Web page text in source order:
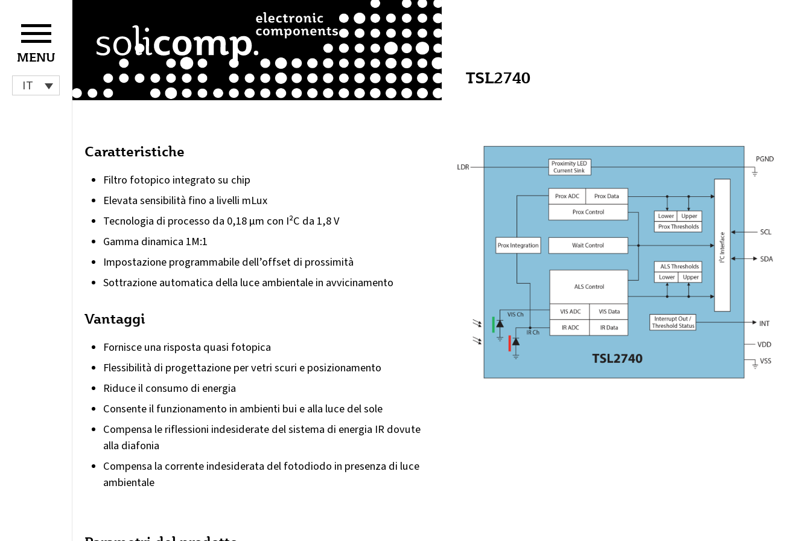
MENU
IT
contenuto
TSL2740
Caratteristiche
Filtro fotopico integrato su chip
Elevata sensibilità fino a livelli mLux
Tecnologia di processo da 0,18 µm con I²C da 1,8 V
Gamma dinamica 1M:1
Impostazione programmabile dell’offset di prossimità
Sottrazione automatica della luce ambientale in avvicinamento
Vantaggi
Fornisce una risposta quasi fotopica
Flessibilità di progettazione per vetri scuri e posizionamento
Riduce il consumo di energia
Consente il funzionamento in ambienti bui e alla luce del sole
Compensa le riflessioni indesiderate del sistema di energia IR dovute
alla diafonia
Compensa la corrente indesiderata del fotodiodo in presenza di luce
ambientale